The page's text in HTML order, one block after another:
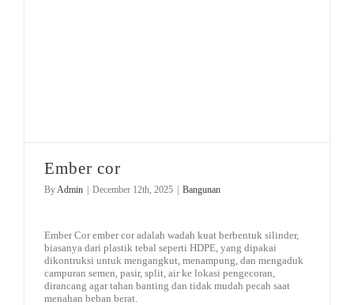
Ember cor
By Admin | December 12th, 2025 | Bangunan
Ember Cor ember cor adalah wadah kuat berbentuk silinder,
biasanya dari plastik tebal seperti HDPE, yang dipakai
dikontruksi untuk mengangkut, menampung, dan mengaduk
campuran semen, pasir, split, air ke lokasi pengecoran,
dirancang agar tahan banting dan tidak mudah pecah saat
menahan beban berat.